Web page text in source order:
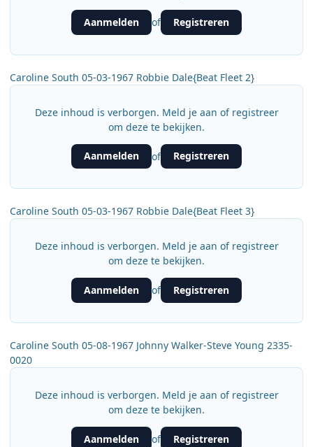
Aanmelden of Registreren
Caroline South 05-03-1967 Robbie Dale{Beat Fleet 2}
Deze inhoud is verborgen. Meld je aan of registreer
om deze te bekijken.
Aanmelden of Registreren
Caroline South 05-03-1967 Robbie Dale{Beat Fleet 3}
Deze inhoud is verborgen. Meld je aan of registreer
om deze te bekijken.
Aanmelden of Registreren
Caroline South 05-08-1967 Johnny Walker-Steve Young 2335-
0020
Deze inhoud is verborgen. Meld je aan of registreer
om deze te bekijken.
Aanmelden of Registreren